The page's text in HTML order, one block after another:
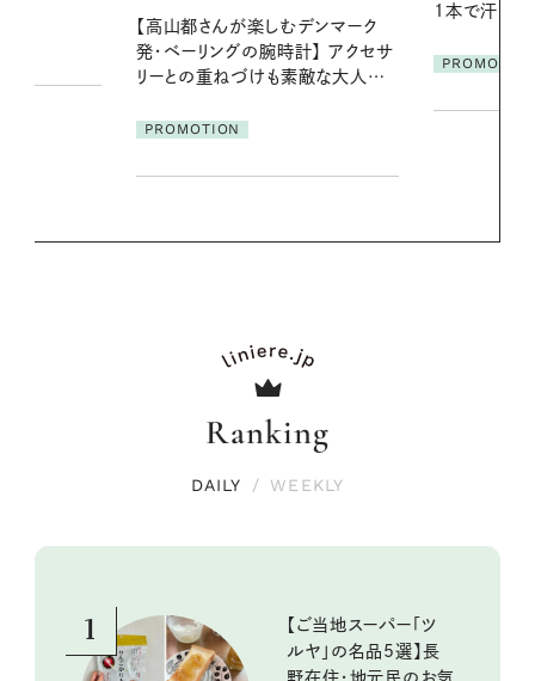
PROMOTION
地よくうるお
Ranking
DAILY / WEEKLY
1
【ご当地スーパー「ツ
ルヤ」の名品5選】長